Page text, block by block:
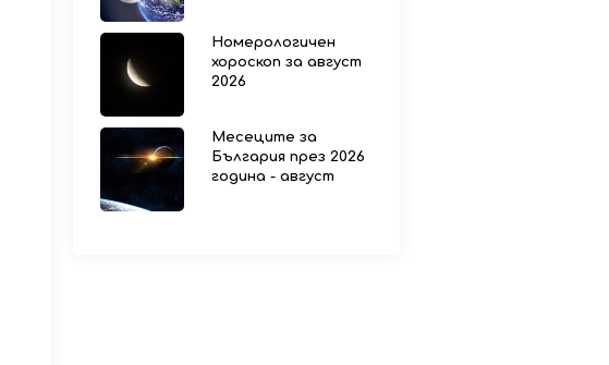
Номерологичен
хороскоп за август
2026
Месеците за
България през 2026
година - август